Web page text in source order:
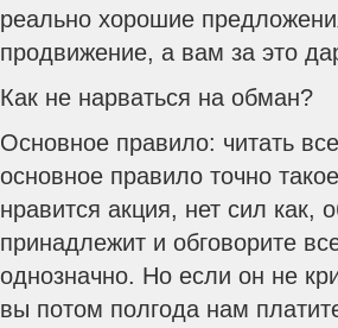
реально хорошие
продвижение, а вам за это
Как не нарваться на обман?
Основное правило: читать
основное правило точно
нравится акция, нет сил как,
принадлежит и обговорите
однозначно. Но если он не
вы потом полгода нам